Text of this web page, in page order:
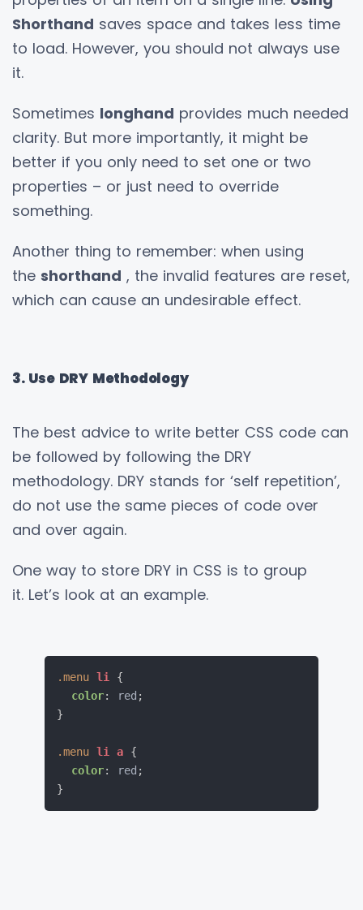
Shorthand saves space and takes less time
to load. However, you should not always use
it.
Sometimes longhand provides much needed
clarity. But more importantly, it might be
better if you only need to set one or two
properties – or just need to override
something.
Another thing to remember: when using
the shorthand , the invalid features are reset,
which can cause an undesirable effect.
3. Use DRY Methodology
The best advice to write better CSS code can
be followed by following the DRY
methodology. DRY stands for ‘self repetition’,
do not use the same pieces of code over
and over again.
One way to store DRY in CSS is to group
it. Let’s look at an example.
.menu li
{
color: red ;
}
.menu li a
{
color: red ;
}